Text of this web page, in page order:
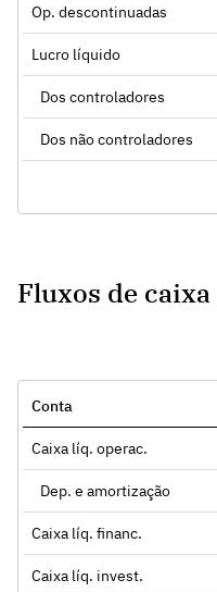
Op. descontinuadas
Lucro líquido
Dos controladores
Dos não controladores
Fluxos de caixa
Conta
Caixa líq. operac.
Dep. e amortização
Caixa líq. financ.
Caixa líq. invest.